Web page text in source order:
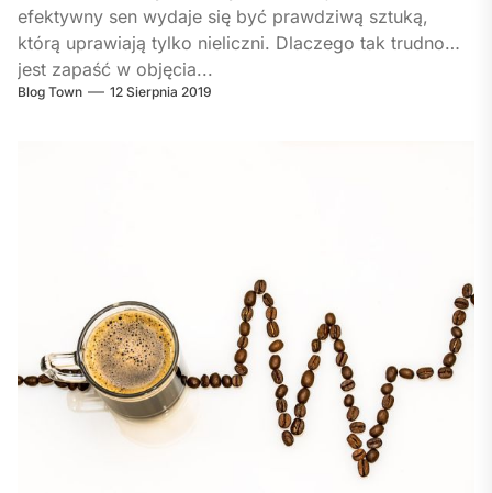
efektywny sen wydaje się być prawdziwą sztuką,
którą uprawiają tylko nieliczni. Dlaczego tak trudno
jest zapaść w objęcia...
Blog Town 12 Sierpnia 2019